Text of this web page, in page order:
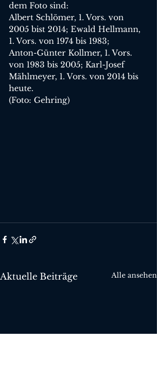
dem Foto sind:
Albert Schlömer, 1. Vors. von
2005 bist 2014; Ewald Hellmann,
1. Vors. von 1974 bis 1983;
Anton-Günter Kollmer, 1. Vors.
von 1983 bis 2005; Karl-Josef
Mählmeyer, 1. Vors. von 2014 bis
heute.
(Foto: Gehring)
Aktuelle Beiträge Alle ansehen